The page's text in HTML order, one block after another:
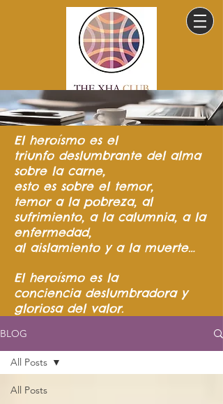
El heroísmo es el
triunfo deslumbrante del alma
sobre la carne,
esto es sobre el temor,
temor a la pobreza, al
sufrimiento, a la calumnia, a la
enfermedad,
al aislamiento y a la muerte…
El heroísmo es la
conciencia deslumbradora y
gloriosa del valor.
BLOG
All Posts
All Posts